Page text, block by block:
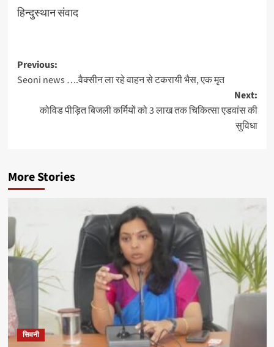
हिन्दुस्थान संवाद
Post
navigation
Previous:
Seoni news ….वैक्सीन ला रहे वाहन से टकरायी भैस, एक मृत
Next:
कोविड पीड़ित बिजली कर्मियों को 3 लाख तक चिकित्सा एडवांस की
सुविधा
More Stories
सिवनी